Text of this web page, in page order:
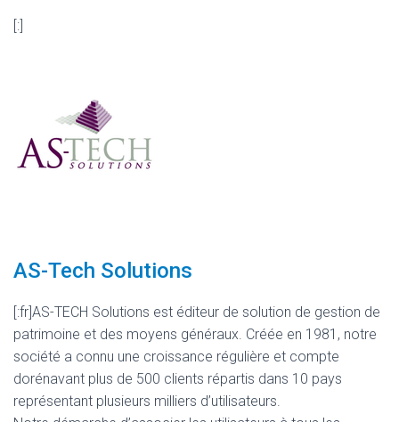
[:]
AS-Tech Solutions
[:fr]AS-TECH Solutions est éditeur de solution de gestion de
patrimoine et des moyens généraux. Créée en 1981, notre
société a connu une croissance régulière et compte
dorénavant plus de 500 clients répartis dans 10 pays
représentant plusieurs milliers d’utilisateurs.